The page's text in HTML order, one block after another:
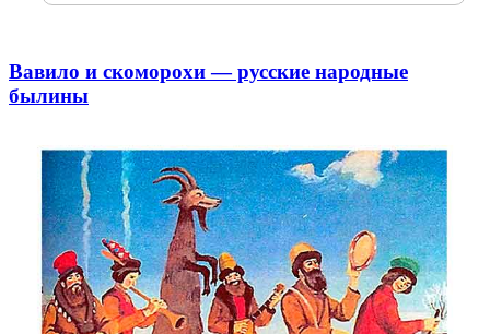
Вавило и скоморохи — русские народные
былины